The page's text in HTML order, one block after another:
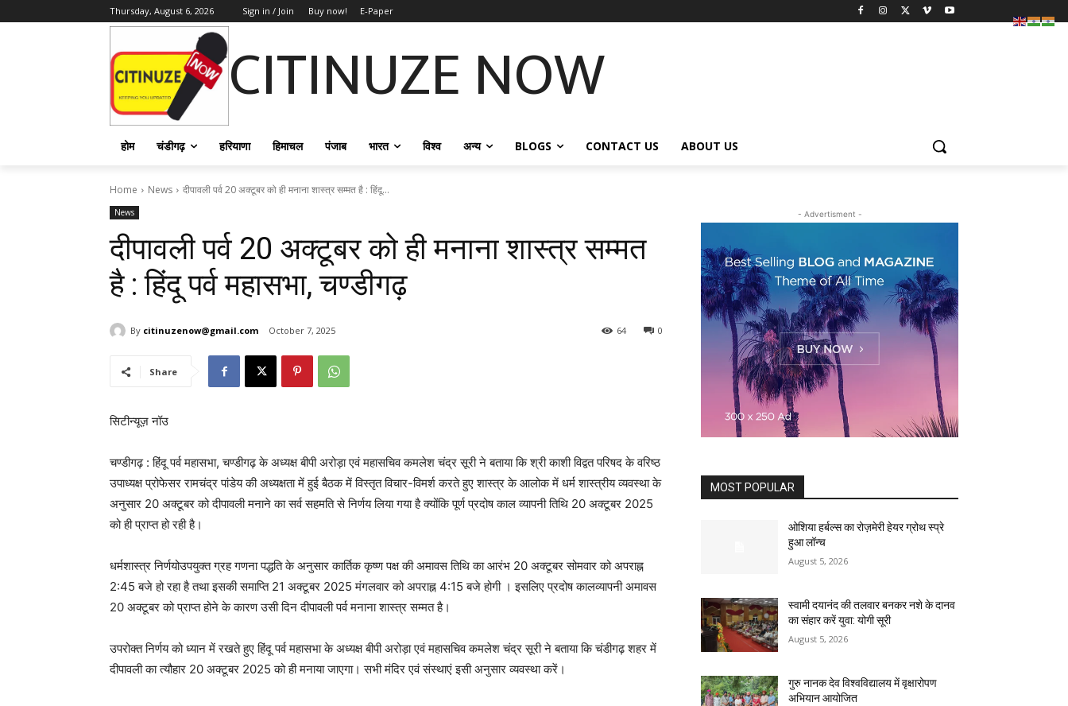
Thursday, August 6, 2026 Sign in / Join Buy now! E-Paper
CITINUZE NOW
होम चंडीगढ़ हरियाणा हिमाचल पंजाब भारत विश्व अन्य BLOGS CONTACT US ABOUT US
Home News दीपावली पर्व 20 अक्टूबर को ही मनाना शास्त्र सम्मत है : हिंदू...
News
दीपावली पर्व 20 अक्टूबर को ही मनाना शास्त्र सम्मत
है : हिंदू पर्व महासभा, चण्डीगढ़
By citinuzenow@gmail.com October 7, 2025 0
64
Share
सिटीन्यूज़ नॉउ
चण्डीगढ़ : हिंदू पर्व महासभा, चण्डीगढ़ के अध्यक्ष बीपी अरोड़ा एवं महासचिव कमलेश चंद्र सूरी ने बताया कि श्री काशी विद्वत परिषद के वरिष्ठ
उपाध्यक्ष प्रोफेसर रामचंद्र पांडेय की अध्यक्षता में हुई बैठक में विस्तृत विचार-विमर्श करते हुए शास्त्र के आलोक में धर्म शास्त्रीय व्यवस्था के
अनुसार 20 अक्टूबर को दीपावली मनाने का सर्व सहमति से निर्णय लिया गया है क्योंकि पूर्ण प्रदोष काल व्यापनी तिथि 20 अक्टूबर 2025
को ही प्राप्त हो रही है।
धर्मशास्त्र निर्णयोउपयुक्त ग्रह गणना पद्धति के अनुसार कार्तिक कृष्ण पक्ष की अमावस तिथि का आरंभ 20 अक्टूबर सोमवार को अपराह्न
2:45 बजे हो रहा है तथा इसकी समाप्ति 21 अक्टूबर 2025 मंगलवार को अपराह्न 4:15 बजे होगी । इसलिए प्रदोष कालव्यापनी अमावस
20 अक्टूबर को प्राप्त होने के कारण उसी दिन दीपावली पर्व मनाना शास्त्र सम्मत है।
उपरोक्त निर्णय को ध्यान में रखते हुए हिंदू पर्व महासभा के अध्यक्ष बीपी अरोड़ा एवं महासचिव कमलेश चंद्र सूरी ने बताया कि चंडीगढ़ शहर में
दीपावली का त्यौहार 20 अक्टूबर 2025 को ही मनाया जाएगा। सभी मंदिर एवं संस्थाएं इसी अनुसार व्यवस्था करें।
- Advertisment -
MOST POPULAR
ओशिया हर्बल्स का रोज़मेरी हेयर ग्रोथ स्प्रे
हुआ लॉन्च
August 5, 2026
स्वामी दयानंद की तलवार बनकर नशे के दानव
का संहार करें युवा: योगी सूरी
August 5, 2026
गुरु नानक देव विश्वविद्यालय में वृक्षारोपण
अभियान आयोजित